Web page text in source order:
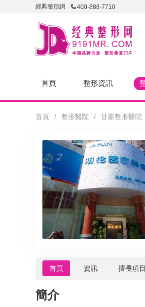
經典整形網 400-888-7710
首頁 整形資訊
首頁 / 整形醫院 / 甘肅整形醫院
首頁 資訊 擅長項目
簡介